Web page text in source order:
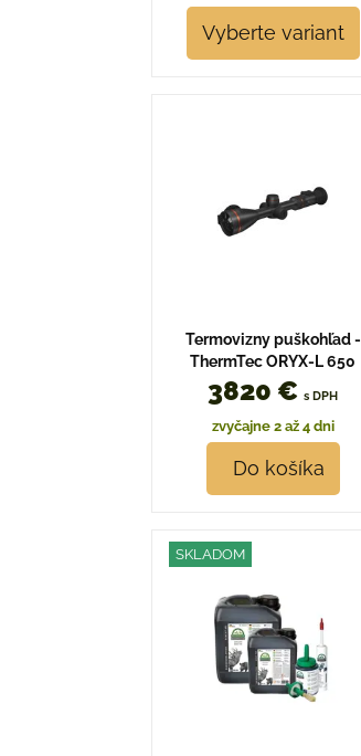
Vyberte variant
Termovizny puškohľad -
ThermTec ORYX-L 650
3820 € s DPH
zvyčajne 2 až 4 dni
Do košíka
SKLADOM